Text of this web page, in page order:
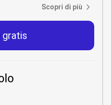
Scopri di più
gratis